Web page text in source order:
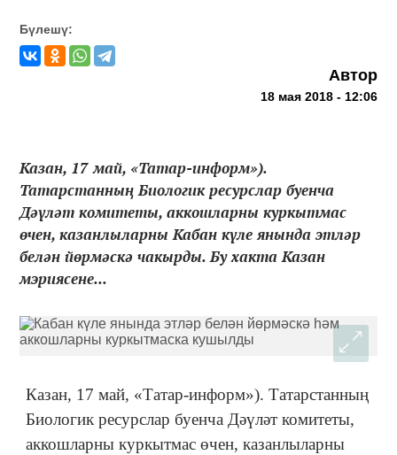
Бүлешү:
Автор
18 мая 2018 - 12:06
Казан, 17 май, «Татар-информ»).
Татарстанның Биологик ресурслар буенча
Дәүләт комитеты, аккошларны куркытмас
өчен, казанлыларны Кабан күле янында этләр
белән йөрмәскә чакырды. Бу хакта Казан
мэриясене...
Казан, 17 май, «Татар-информ»). Татарстанның
Биологик ресурслар буенча Дәүләт комитеты,
аккошларны куркытмас өчен, казанлыларны